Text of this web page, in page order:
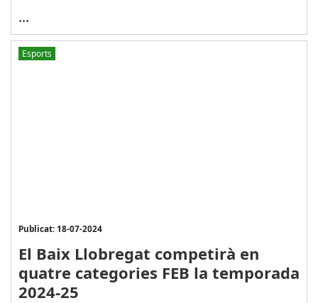
...
Esports
Publicat: 18-07-2024
El Baix Llobregat competirà en
quatre categories FEB la temporada
2024-25